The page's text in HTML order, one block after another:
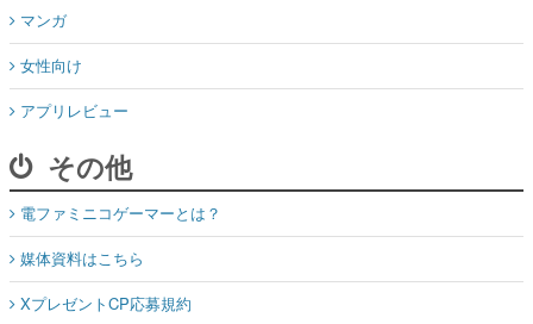
マンガ
女性向け
アプリレビュー
その他
電ファミニコゲーマーとは？
媒体資料はこちら
XプレゼントCP応募規約